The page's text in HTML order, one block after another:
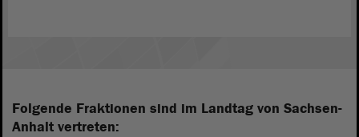
Folgende Fraktionen sind im Landtag von Sachsen-
Anhalt vertreten: